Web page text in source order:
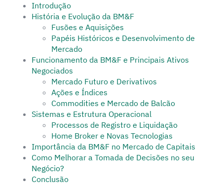
Introdução
História e Evolução da BM&F
Fusões e Aquisições
Papéis Históricos e Desenvolvimento de
Mercado
Funcionamento da BM&F e Principais Ativos
Negociados
Mercado Futuro e Derivativos
Ações e Índices
Commodities e Mercado de Balcão
Sistemas e Estrutura Operacional
Processos de Registro e Liquidação
Home Broker e Novas Tecnologias
Importância da BM&F no Mercado de Capitais
Como Melhorar a Tomada de Decisões no seu
Negócio?
Conclusão